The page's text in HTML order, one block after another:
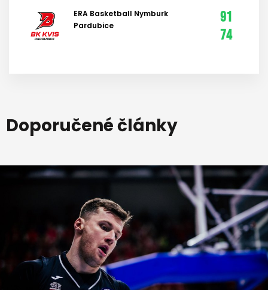
ERA Basketball Nymburk
Pardubice
91
74
Doporučené články